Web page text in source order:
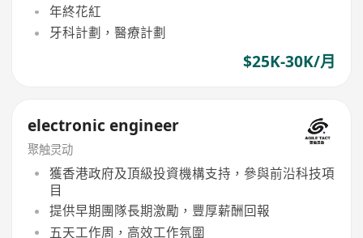
年終花紅
牙科計劃，醫療計劃
$25K-30K/月
electronic engineer
聚触灵动
獲香港政府及頂級投資機構支持，參與前沿科技項
目
提供早期團隊長期激勵，豐厚薪酬回報
五天工作周，高效工作氛圍